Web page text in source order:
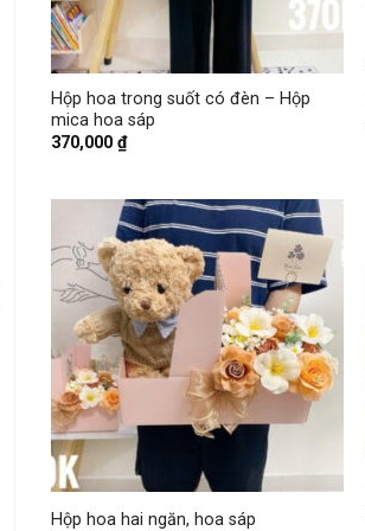
+
Hộp hoa trong suốt có đèn – Hộp
mica hoa sáp
370,000 ₫
+
Hộp hoa hai ngăn, hoa sáp